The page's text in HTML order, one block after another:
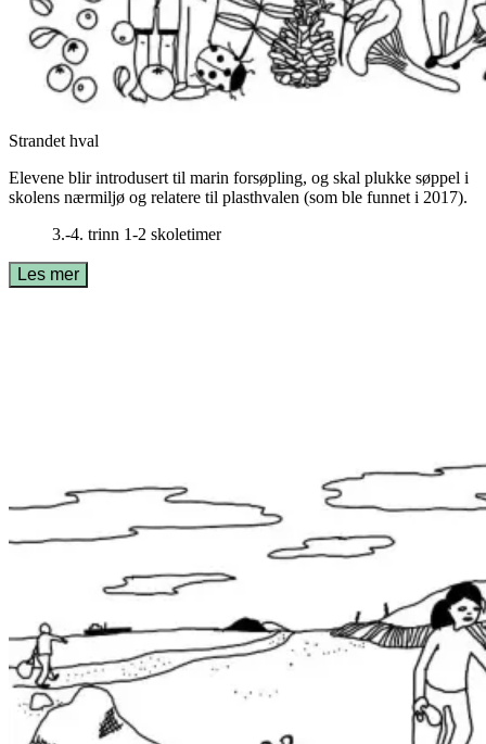
Strandet hval
Elevene blir introdusert til marin forsøpling, og skal plukke søppel i
skolens nærmiljø og relatere til plasthvalen (som ble funnet i 2017).
3.-4. trinn 1-2 skoletimer
Les mer